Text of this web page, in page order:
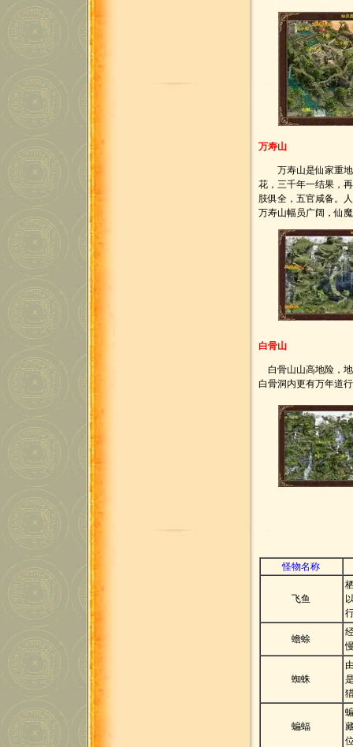
万寿山
万寿山是仙家重地
花，三千年一结果，
肢俱全，五官咸备。
万寿山幅员广阔，仙
白骨山
白骨山山高地险，
白骨洞内更有万年道
怪物名称
飞鱼
蟾蜍
蜘蛛
蝙蝠